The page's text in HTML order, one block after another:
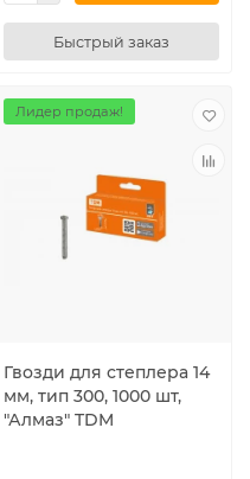
Быстрый заказ
Лидер продаж!
Гвозди для степлера 14
мм, тип 300, 1000 шт,
"Алмаз" TDM